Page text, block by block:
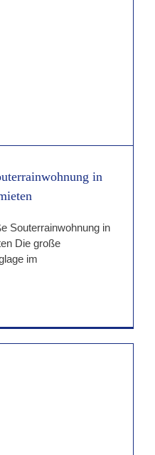
in
Souterrainwohnung in
Die große
im